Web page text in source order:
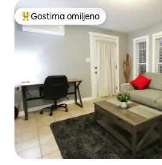
Najuspešniji među gostima omiljenim
Gostima omiljeno